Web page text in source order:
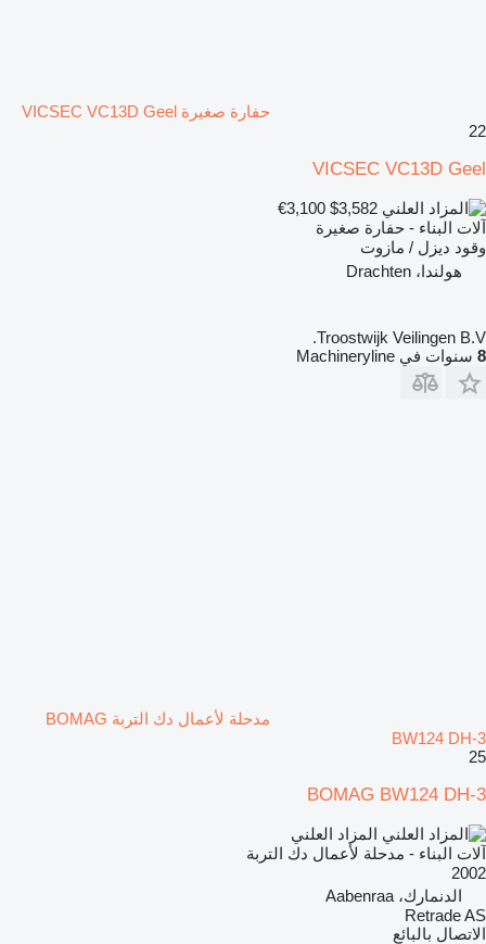
حفارة صغيرة VICSEC VC13D Geel
22
VICSEC VC13D Geel
€3,100
آلات البناء - حفارة صغيرة
وقود ديزل / مازوت
هولندا، Drachten
Troostwijk Veilingen B.V.
8 سنوات في Machineryline
مدحلة لأعمال دك التربة BOMAG
BW124 DH-3
25
BOMAG BW124 DH-3
المزاد العلني
آلات البناء - مدحلة لأعمال دك التربة
2002
الدنمارك، Aabenraa
Retrade AS
الاتصال بالبائع